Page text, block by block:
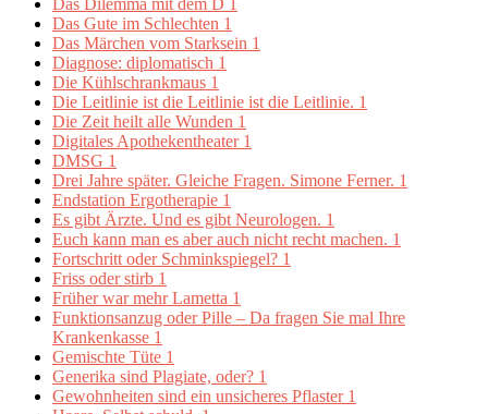
Das Dilemma mit dem D 1
Das Gute im Schlechten 1
Das Märchen vom Starksein 1
Diagnose: diplomatisch 1
Die Kühlschrankmaus 1
Die Leitlinie ist die Leitlinie ist die Leitlinie. 1
Die Zeit heilt alle Wunden 1
Digitales Apothekentheater 1
DMSG 1
Drei Jahre später. Gleiche Fragen. Simone Ferner. 1
Endstation Ergotherapie 1
Es gibt Ärzte. Und es gibt Neurologen. 1
Euch kann man es aber auch nicht recht machen. 1
Fortschritt oder Schminkspiegel? 1
Friss oder stirb 1
Früher war mehr Lametta 1
Funktionsanzug oder Pille – Da fragen Sie mal Ihre
Krankenkasse 1
Gemischte Tüte 1
Generika sind Plagiate, oder? 1
Gewohnheiten sind ein unsicheres Pflaster 1